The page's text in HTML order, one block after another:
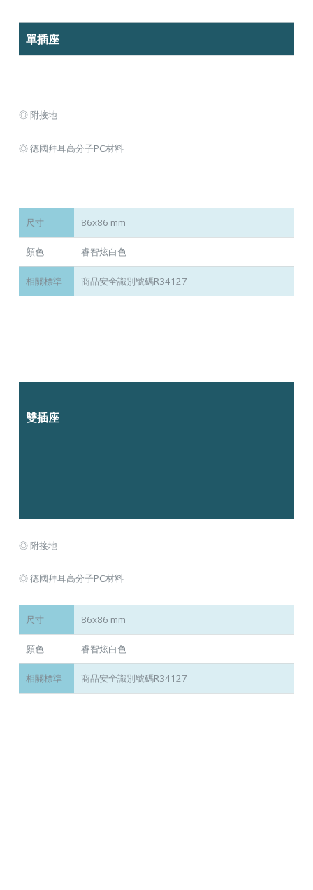
單插座
◎ 附接地
◎ 德國拜耳高分子PC材料
尺寸 86x86 mm
顏色 睿智炫白色
相關標準 商品安全識別號碼R34127
雙插座
◎ 附接地
◎ 德國拜耳高分子PC材料
尺寸 86x86 mm
顏色 睿智炫白色
相關標準 商品安全識別號碼R34127